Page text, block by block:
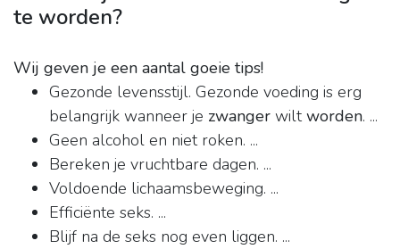
te worden?
Wij geven je een aantal goeie tips!
Gezonde levensstijl. Gezonde voeding is erg
belangrijk wanneer je zwanger wiltworden. ...
Geen alcohol en niet roken. ...
Bereken je vruchtbare dagen. ...
Voldoende lichaamsbeweging. ...
Efficiënte seks. ...
Blijf na de seks nog even liggen. ...